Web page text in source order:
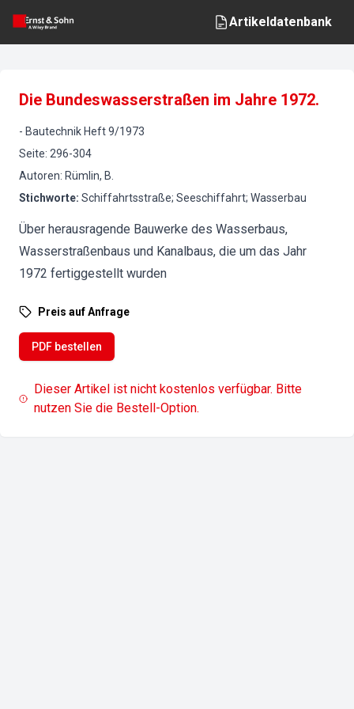
Artikeldatenbank
Die Bundeswasserstraßen im Jahre 1972.
- Bautechnik Heft9/1973
Seite: 296-304
Autoren: Rümlin, B.
Stichworte: Schiffahrtsstraße; Seeschiffahrt; Wasserbau
Über herausragende Bauwerke des Wasserbaus,
Wasserstraßenbaus und Kanalbaus, die um das Jahr
1972 fertiggestellt wurden
Preis auf Anfrage
PDF bestellen
Dieser Artikel ist nicht kostenlos verfügbar. Bitte
nutzen Sie die Bestell-Option.